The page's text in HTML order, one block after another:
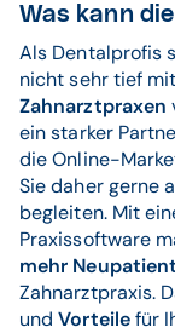
Was kann
Als Dentalprofis
nicht sehr tief
Zahnarztpraxen
ein starker
die Online-
Sie daher gerne
begleiten. Mit
Praxissoftware
mehr
Zahnarztpraxis.
undVorteilefür